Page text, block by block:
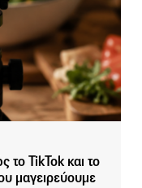
το TikTok και το
μαγειρεύουμε